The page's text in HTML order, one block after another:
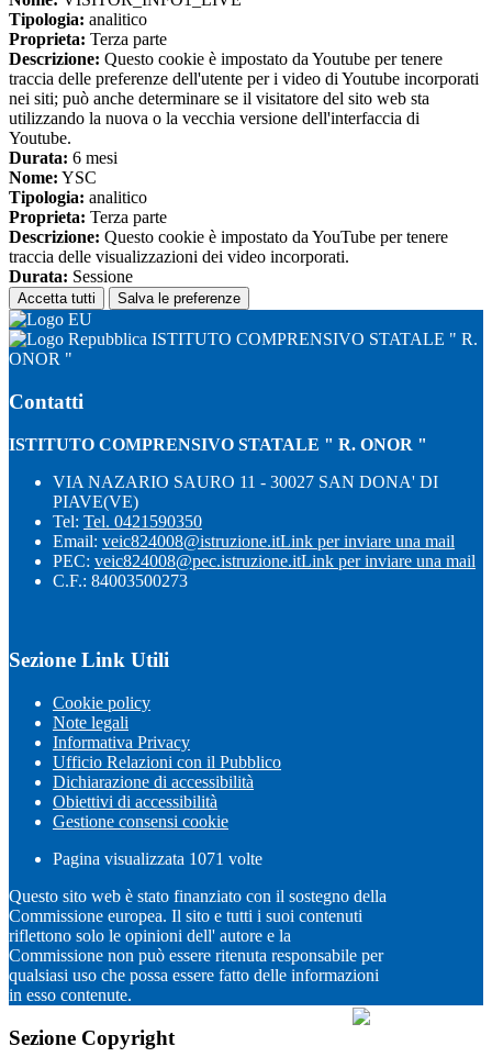
Tipologia: analitico
Proprieta: Terza parte
Descrizione: Questo cookie è impostato da Youtube per tenere
traccia delle preferenze dell'utente per i video di Youtube incorporati
nei siti; può anche determinare se il visitatore del sito web sta
utilizzando la nuova o la vecchia versione dell'interfaccia di
Youtube.
Durata: 6 mesi
Nome: YSC
Tipologia: analitico
Proprieta: Terza parte
Descrizione: Questo cookie è impostato da YouTube per tenere
traccia delle visualizzazioni dei video incorporati.
Durata: Sessione
Accetta tutti Salva le preferenze
ISTITUTO COMPRENSIVO STATALE " R.
ONOR "
Contatti
ISTITUTO COMPRENSIVO STATALE " R. ONOR "
VIA NAZARIO SAURO 11 - 30027 SAN DONA' DI
PIAVE(VE)
Tel: Tel. 0421590350
Email: veic824008@istruzione.itLink per inviare una mail
PEC: veic824008@pec.istruzione.itLink per inviare una mail
C.F.: 84003500273
Sezione Link Utili
Cookie policy
Note legali
Informativa Privacy
Ufficio Relazioni con il Pubblico
Dichiarazione di accessibilità
Obiettivi di accessibilità
Gestione consensi cookie
Pagina visualizzata 1071 volte
Questo sito web è stato finanziato con il sostegno della
Commissione europea. Il sito e tutti i suoi contenuti
riflettono solo le opinioni dell' autore e la
Commissione non può essere ritenuta responsabile per
qualsiasi uso che possa essere fatto delle informazioni
in esso contenute.
Sezione Copyright